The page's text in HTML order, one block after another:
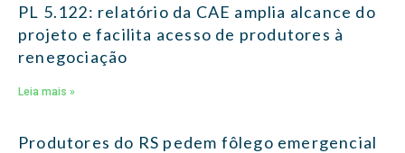
PL 5.122: relatório da CAE amplia alcance do
projeto e facilita acesso de produtores à
renegociação
Leia mais »
Produtores do RS pedem fôlego emergencial